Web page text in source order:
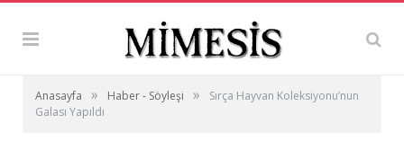
Anasayfa » Haber - Söyleşi »
Sırça Hayvan Koleksiyonu’nun
Galası Yapıldı